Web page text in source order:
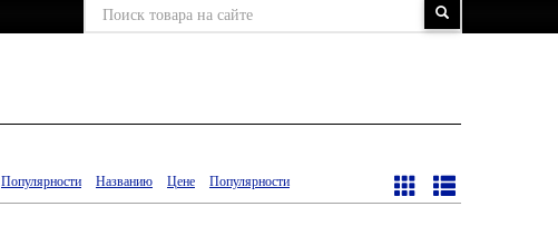
Популярности Названию Цене Популярности